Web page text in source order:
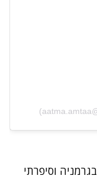
מוכרים בגרמניה וסיפרתי